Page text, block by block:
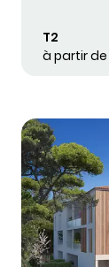
T2
à partir de